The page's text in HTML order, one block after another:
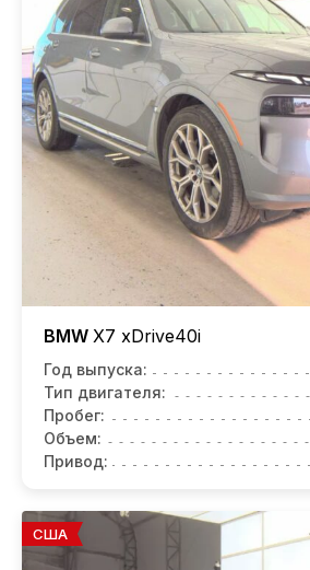
BMW X7 xDrive40i
Год выпуска:
Тип двигателя:
Пробег:
Объем:
Привод:
США